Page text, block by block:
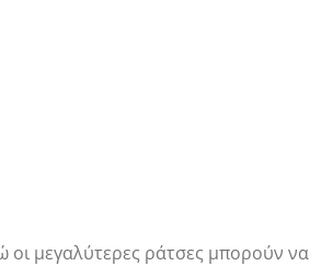
οι μεγαλύτερες ράτσες μπορούν να